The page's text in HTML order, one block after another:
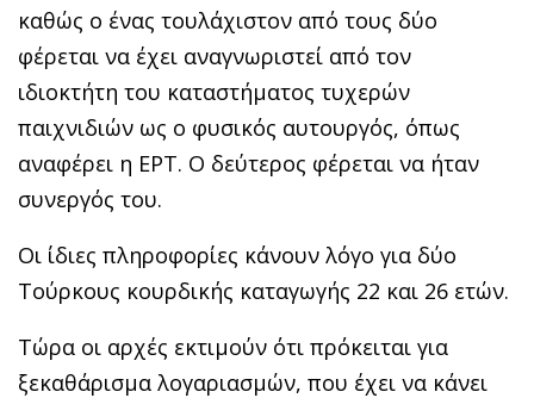
καθώς ο ένας τουλάχιστον από τους δύο
φέρεται να έχει αναγνωριστεί από τον
ιδιοκτήτη του καταστήματος τυχερών
παιχνιδιών ως ο φυσικός αυτουργός, όπως
αναφέρει η ΕΡΤ. Ο δεύτερος φέρεται να ήταν
συνεργός του.
Οι ίδιες πληροφορίες κάνουν λόγο για δύο
Τούρκους κουρδικής καταγωγής 22 και 26 ετών.
Τώρα οι αρχές εκτιμούν ότι πρόκειται για
ξεκαθάρισμα λογαριασμών, που έχει να κάνει